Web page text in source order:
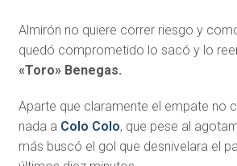
Almirón no quiere correr riesgo y
quedó comprometido lo sacó y lo
«Toro» Benegas.
Aparte que claramente el empate no
nada a Colo Colo, que pese al
más buscó el gol que desnivelara el